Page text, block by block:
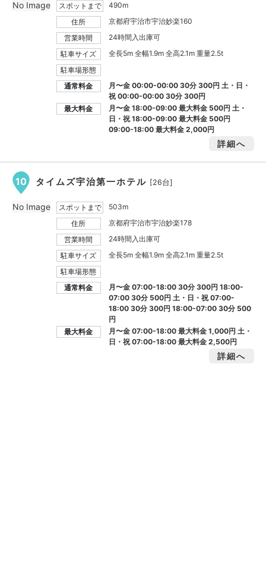
スポットまで
490m
住所
京都府宇治市宇治妙楽160
営業時間
24時間入出庫可
駐車サイズ
全長5m 全幅1.9m 全高2.1m 重量2.5t
駐車場形態
通常料金
月〜金 00:00-00:00 30分 300円 土・日・
祝 00:00-00:00 30分 300円
最大料金
月〜金 18:00-09:00 最大料金 500円 土・
日・祝 18:00-09:00 最大料金 500円
09:00-18:00 最大料金2,000円
詳細へ
No Image
10 タイムズ宇治第一ホテル [26台]
スポットまで
503m
住所
京都府宇治市宇治妙楽178
営業時間
24時間入出庫可
駐車サイズ
全長5m 全幅1.9m 全高2.1m 重量2.5t
駐車場形態
通常料金
月〜金 07:00-18:00 30分 300円 18:00-
07:00 30分 500円 土・日・祝 07:00-
18:00 30分 300円 18:00-07:00 30分 500
円
最大料金
月〜金 07:00-18:00 最大料金1,000円土・
日・祝 07:00-18:00 最大料金2,500円
詳細へ
No Image